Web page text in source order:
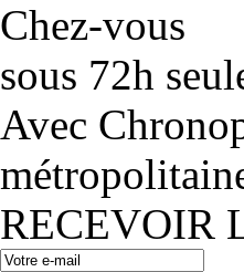
Chez-vous
sous 72h
Avec
RECEVOIR